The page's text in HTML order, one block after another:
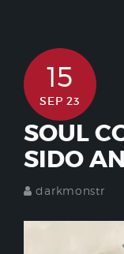
15
SEP 23
SOUL
SIDO
darkmonstr